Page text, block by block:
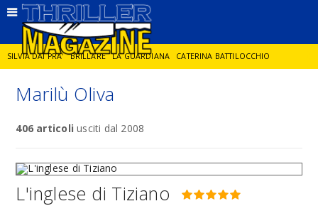
SILVIA DAI PRA' BRILLARE LA GUARDIANA CATERINA BATTILOCCHIO
JORGE DIAZ LA SPIA DELITTO IN CORNICE
Marilù Oliva
406 articoli usciti dal 2008
L'inglese di Tiziano